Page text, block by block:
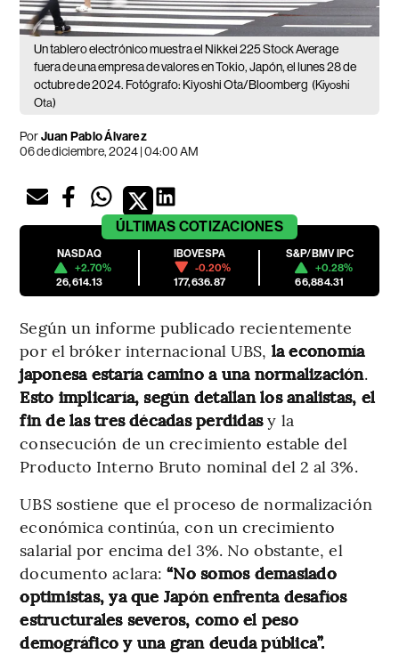
Un tablero electrónico muestra el Nikkei 225 Stock Average
fuera de una empresa de valores en Tokio, Japón, el lunes 28 de
octubre de 2024. Fotógrafo: Kiyoshi Ota/Bloomberg (Kiyoshi
Ota)
PorJuan Pablo Álvarez
06 de diciembre, 2024 | 04:00 AM
ÚLTIMAS COTIZACIONES
NASDAQ
+2.70%
26,614.13
IBOVESPA
-0.20%
177,636.87
S&P/BMV IPC
+0.28%
66,884.31
Según un informe publicado recientemente
por el bróker internacional UBS, la economía
japonesa estaría camino a una normalización.
Esto implicaría, según detallan los analistas, el
fin de las tres décadas perdidasy la
consecución de un crecimiento estable del
Producto Interno Bruto nominal del 2 al 3%.
UBS sostiene que el proceso de normalización
económica continúa, con un crecimiento
salarial por encima del 3%. No obstante, el
documento aclara:“No somos demasiado
optimistas, ya que Japón enfrenta desafíos
estructurales severos, como el peso
demográfico y una gran deuda pública”.